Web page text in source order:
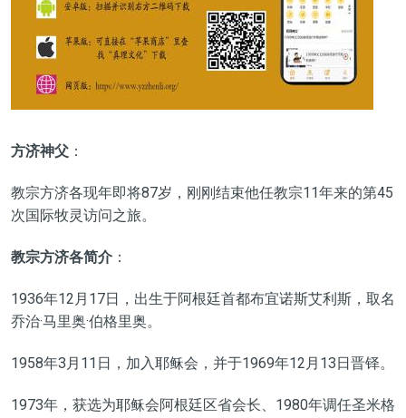
方济神父：
教宗方济各现年即将87岁，刚刚结束他任教宗11年来的第45
次国际牧灵访问之旅。
教宗方济各简介：
1936年12月17日 ， 出生于阿根廷首都布宜诺斯艾利斯，取名
乔治·马里奥·伯格里奥。
1958年3月11日 ， 加入耶稣会，并于1969年12月13日晋铎。
1973年， 获选为耶稣会阿根廷区省会长、1980年调任圣米格